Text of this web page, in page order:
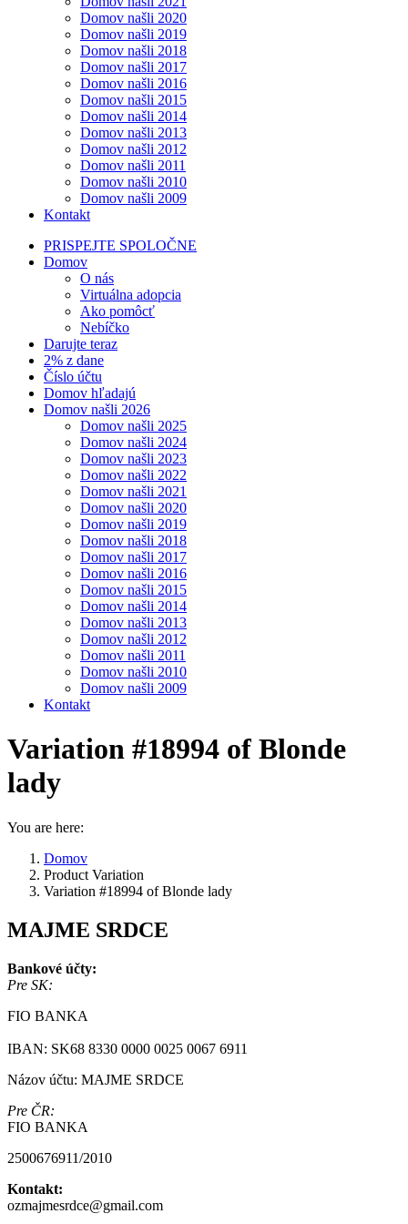
Domov našli 2020
Domov našli 2019
Domov našli 2018
Domov našli 2017
Domov našli 2016
Domov našli 2015
Domov našli 2014
Domov našli 2013
Domov našli 2012
Domov našli 2011
Domov našli 2010
Domov našli 2009
Kontakt
PRISPEJTE SPOLOČNE
Domov
O nás
Virtuálna adopcia
Ako pomôcť
Nebíčko
Darujte teraz
2% z dane
Číslo účtu
Domov hľadajú
Domov našli 2026
Domov našli 2025
Domov našli 2024
Domov našli 2023
Domov našli 2022
Domov našli 2021
Domov našli 2020
Domov našli 2019
Domov našli 2018
Domov našli 2017
Domov našli 2016
Domov našli 2015
Domov našli 2014
Domov našli 2013
Domov našli 2012
Domov našli 2011
Domov našli 2010
Domov našli 2009
Kontakt
Variation #18994 of Blonde
lady
You are here:
Domov
Product Variation
Variation #18994 of Blonde lady
MAJME SRDCE
Bankové účty:
Pre SK:
FIO BANKA
IBAN: SK68 8330 0000 0025 0067 6911
Názov účtu: MAJME SRDCE
Pre ČR:
FIO BANKA
2500676911/2010
Kontakt:
ozmajmesrdce@gmail.com